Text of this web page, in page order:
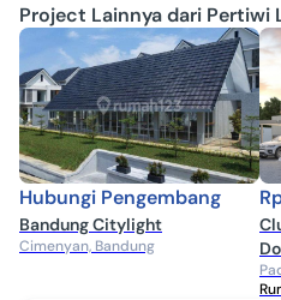
Project Lainnya dari Pertiwi
Hubungi Pengembang
Bandung Citylight
Cimenyan, Bandung